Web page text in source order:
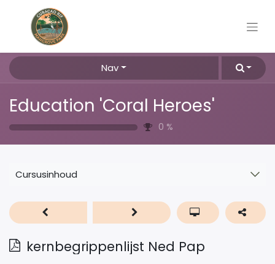
Nav
Education 'Coral Heroes'
0 %
Cursusinhoud
kernbegrippenlijst Ned Pap